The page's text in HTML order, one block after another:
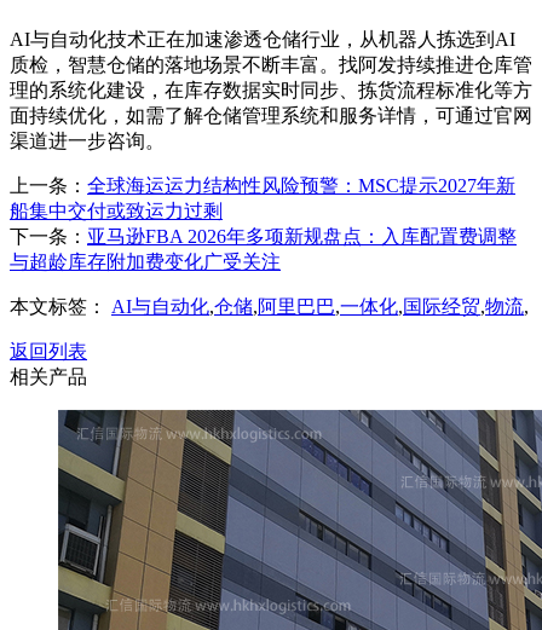
AI与自动化技术正在加速渗透仓储行业，从机器人拣选到AI
质检，智慧仓储的落地场景不断丰富。找阿发持续推进仓库管
理的系统化建设，在库存数据实时同步、拣货流程标准化等方
面持续优化，如需了解仓储管理系统和服务详情，可通过官网
渠道进一步咨询。
上一条： 全球海运运力结构性风险预警：MSC提示2027年新
船集中交付或致运力过剩
下一条： 亚马逊FBA 2026年多项新规盘点：入库配置费调整
与超龄库存附加费变化广受关注
本文标签： AI与自动化,仓储,阿里巴巴,一体化,国际经贸,物流,
返回列表
相关产品